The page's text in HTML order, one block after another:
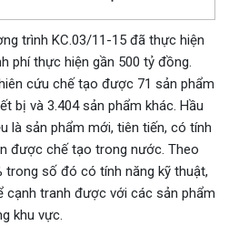
trình KC.03/11-15 đã thực hiện
phí thực hiện gần 500 tỷ đồng.
cứu chế tạo được 71 sản phẩm
bị và 3.404 sản phẩm khác. Hầu
là sản phẩm mới, tiên tiến, có tính
được chế tạo trong nước. Theo
trong số đó có tính năng kỹ thuật,
cạnh tranh được với các sản phẩm
khu vực.